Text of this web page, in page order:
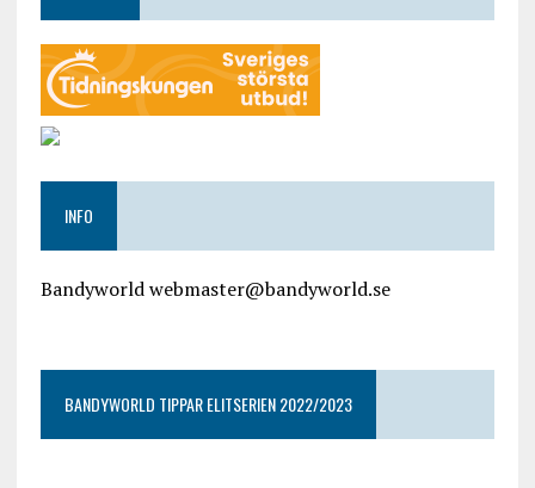
INFO
Bandyworld webmaster@bandyworld.se
BANDYWORLD TIPPAR ELITSERIEN 2022/2023